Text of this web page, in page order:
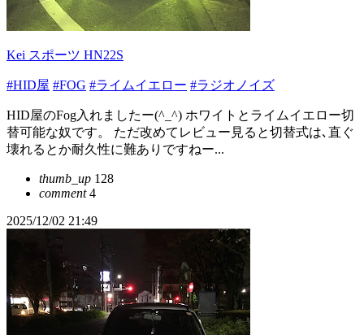
Kei スポーツ HN22S
#HID屋 #FOG #ライムイエロー #ラジオノイズ
HID屋のFog入れましたー(^_^) ホワイトとライムイエロー切
替可能な奴です。 ただ改めてレビュー見ると切替式は､直ぐ
壊れるとか耐久性に難ありですねー...
thumb_up 128
comment4
2025/12/02 21:49